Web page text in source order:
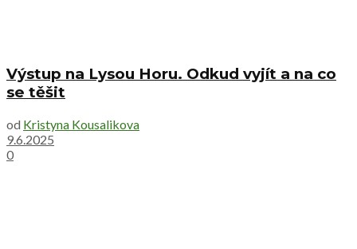
Výstup na Lysou Horu. Odkud vyjít a na co
se těšit
od Kristyna Kousalikova
9.6.2025
0